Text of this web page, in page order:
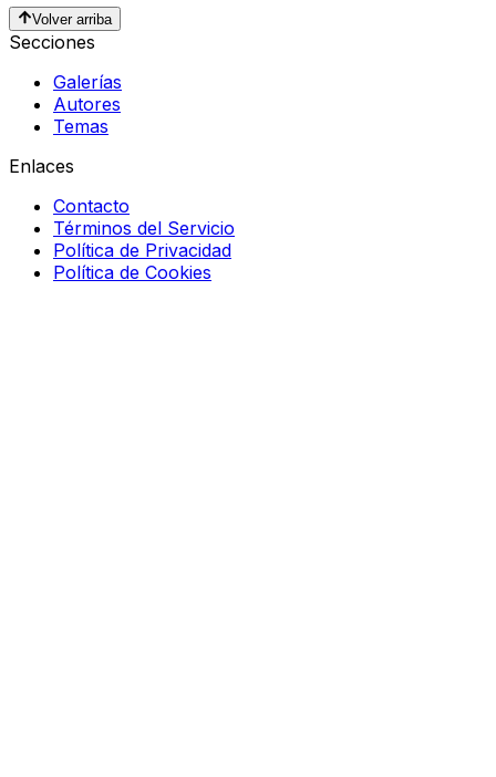
Volver arriba
Secciones
Galerías
Autores
Temas
Enlaces
Contacto
Términos del Servicio
Política de Privacidad
Política de Cookies